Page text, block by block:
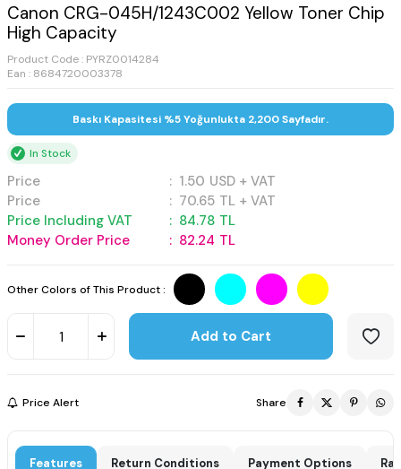
Canon CRG-045H/1243C002 Yellow Toner Chip
High Capacity
Product Code : PYRZ0014284
Ean : 8684720003378
Baskı Kapasitesi %5 Yoğunlukta 2,200 Sayfadır.
In Stock
Price : 1.50 USD + VAT
Price
: 70.65 TL + VAT
Price Including VAT
: 84.78 TL
Money Order Price
: 82.24 TL
Other Colors of This Product :
Add to Cart
Price Alert Share
Features Return Conditions Payment Options